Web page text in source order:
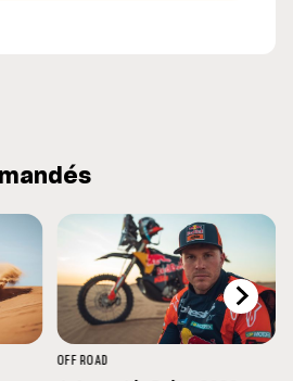
OFF ROAD